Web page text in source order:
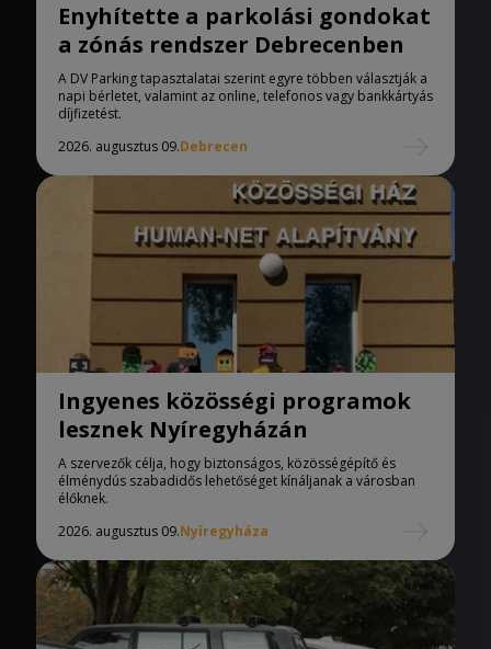
Enyhítette a parkolási gondokat
a zónás rendszer Debrecenben
A DV Parking tapasztalatai szerint egyre többen választják a
napi bérletet, valamint az online, telefonos vagy bankkártyás
díjfizetést.
2026. augusztus 09.Debrecen
Ingyenes közösségi programok
lesznek Nyíregyházán
A szervezők célja, hogy biztonságos, közösségépítő és
élménydús szabadidős lehetőséget kínáljanak a városban
élőknek.
2026. augusztus 09.Nyíregyháza